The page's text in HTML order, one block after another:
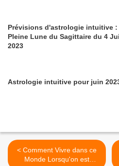
Prévisions d'astrologie intuitive :
Pleine Lune du Sagittaire du 4
2023
Astrologie intuitive pour juin
< Comment Vivre dans ce
Monde Lorsqu'on est